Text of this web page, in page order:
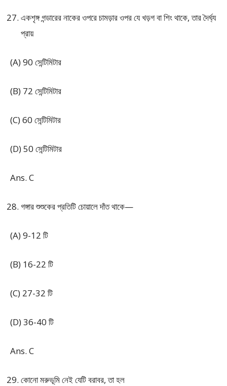
একশৃঙ্গ গন্ডারের নাকের ওপরে চামড়ার ওপর যে খড়গ বা শিং থাকে, তার দৈর্ঘ্য
প্রায়
(A) 90 সেন্টিমিটার
(B) 72 সেন্টিমিটার
(C) 60 সেন্টিমিটার
(D) 50 সেন্টিমিটার
Ans. C
গঙ্গার শুশুকের প্রতিটি চোয়ালে দাঁত থাকে—
(A) 9-12 টি
(B) 16-22 টি
(C) 27-32 টি
(D) 36-40 টি
Ans. C
কোনো মরুভূমি নেই যেটি বরাবর, তা হল